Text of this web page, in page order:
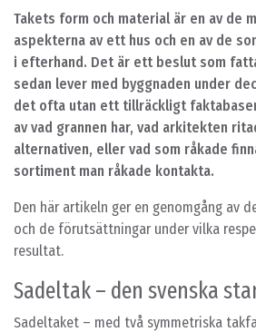
Takets form och material är en av de
aspekterna av ett hus och en av de
i efterhand. Det är ett beslut som
sedan lever med byggnaden under
det ofta utan ett tillräckligt
av vad grannen har, vad arkitekten
alternativen, eller vad som råkade
sortiment man råkade kontakta.
Den här artikeln ger en genomgång av
och de förutsättningar under vilka
resultat.
Sadeltak – den svenska
Sadeltaket – med två symmetriska